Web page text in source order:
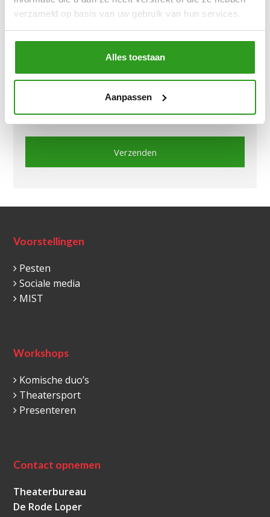
verzameld op basis van uw gebruik van hun services.
Alles toestaan
Aanpassen
Voorstellingen
Pesten
Sociale media
MIST
Workshops
Komische duo’s
Theatersport
Presenteren
Contact opnemen
Theaterbureau
De Rode Loper